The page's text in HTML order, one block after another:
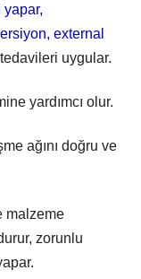
external
uygular.
yardımcı olur.
ağını doğru ve
malzeme
zorunlu